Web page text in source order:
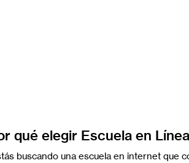
qué elegir Escuela en
buscando una escuela en internet que